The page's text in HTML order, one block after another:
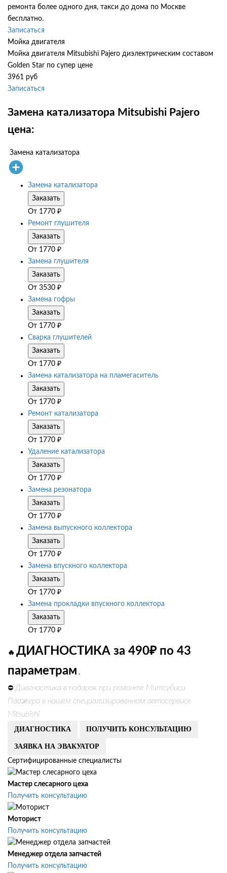
ремонта более одного дня, такси до дома по Москве
бесплатно.
Записаться
Мойка двигателя
Мойка двигателя Mitsubishi Pajero диэлектрическим составом
Golden Star по супер цене
3961 руб
Записаться
Замена катализатора Mitsubishi Pajero
цена:
Замена катализатора
Замена катализатора
Заказать
От 1770 ₽
Ремонт глушителя
Заказать
От 1770 ₽
Замена глушителя
Заказать
От 3530 ₽
Замена гофры
Заказать
От 1770 ₽
Сварка глушителей
Заказать
От 1770 ₽
Замена катализатора на пламегаситель
Заказать
От 1770 ₽
Ремонт катализатора
Заказать
От 1770 ₽
Удаление катализатора
Заказать
От 1770 ₽
Замена резонатора
Заказать
От 1770 ₽
Замена выпускного коллектора
Заказать
От 1770 ₽
Замена впускного коллектора
Заказать
От 1770 ₽
Замена прокладки впускного коллектора
Заказать
От 1770 ₽
🔥 ДИАГНОСТИКА за 490₽ по 43
параметрам .
⛔ Диагностика в подарок при ремонте Митсубиси
Паджеро в нашем специализированном автосервисе
Mitsubishi
ДИАГНОСТИКА ПОЛУЧИТЬ КОНСУЛЬТАЦИЮ
ЗАЯВКА НА ЭВАКУАТОР
Сертифицированные специалисты
Мастер слесарного цеха
Получить консультацию
Моторист
Получить консультацию
Менеджер отдела запчастей
Получить консультацию